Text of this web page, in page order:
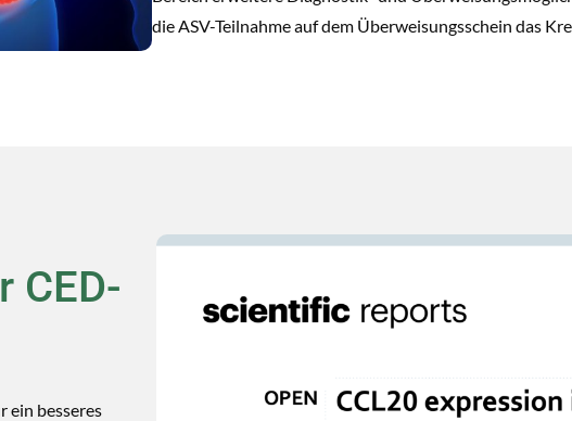
die ASV-Teilnahme auf dem Überweisungsschein das
CED-
ein besseres